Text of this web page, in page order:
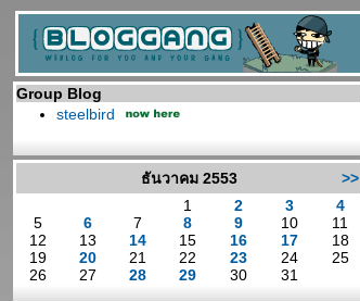
Group Blog
steelbird
ธันวาคม 2553
>>
1
2 3
4
5
6 7 8 9 10
11
12
13 14 15 16 17
18
19
20 21 22 23 24
25
26
27 28 29 30 31